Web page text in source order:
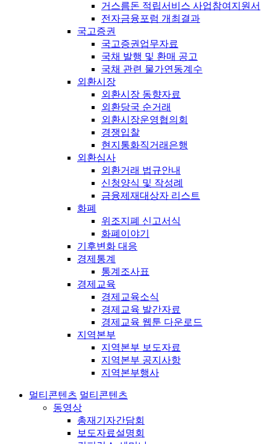
거스름돈 적립서비스 사업참여지원서
전자금융포럼 개최결과
국고증권
국고증권업무자료
국채 발행 및 환매 공고
국채 관련 물가연동계수
외환시장
외환시장 동향자료
외환당국 순거래
외환시장운영협의회
경쟁입찰
현지통화직거래은행
외환심사
외환거래 법규안내
신청양식 및 작성례
금융제재대상자 리스트
화폐
위조지폐 신고서식
화폐이야기
기후변화 대응
경제통계
통계조사표
경제교육
경제교육소식
경제교육 발간자료
경제교육 웹툰 다운로드
지역본부
지역본부 보도자료
지역본부 공지사항
지역본부행사
멀티콘텐츠 멀티콘텐츠
동영상
총재기자간담회
보도자료설명회